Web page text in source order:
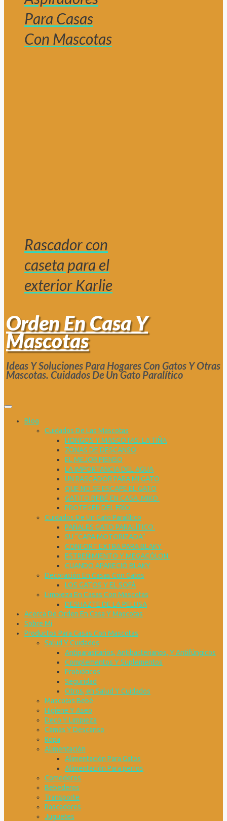
Para Casas
Con Mascotas
Rascador con
caseta para el
exterior Karlie
Orden En Casa Y
Mascotas
Ideas Y Soluciones Para Hogares Con Gatos Y Otras
Mascotas. Cuidados De Un Gato Paralítico
Blog
Cuidados De Las Mascotas
HONGOS Y MASCOTAS. LA TIÑA
ZONAS DE DESCANSO
EL MEJOR PIENSO
LA IMPORTANCIA DEL AGUA
UN RASCADOR PARA MI GATO
QUE NO SE ESCAPE EL GATO
GATITO BEBÉ EN CASA. MIKO.
PROTEGER DEL FRÍO
Cuidados De Un Gato Paralítico
PAÑALES GATO PARALÍTICO.
SU “CAPA MOTORIZADA”
CONFORT EXTRA PARA BLAKY
ESTREÑIMIENTO Y MEGACÓLON.
CUANDO APARECIÓ BLAKY
Decoración En Casas Con Gatos
LOS GATOS Y EL SOFÁ
Limpieza En Casas Con Mascotas
DESHAZTE DE LA PELUSA
Acerca De Orden En Casa Y Mascotas
Sobre Mi
Productos Para Casas Con Mascotas
Salud Y Cuidados
Antiparasitarios, Antibacterianos, Y Antifúngicos
Complementos Y Suplementos
Probióticos
Seguridad
Otros, en Salud Y Cuidados
Mascotas Bebé
Higiene Y Aseo
Deco Y Limpieza
Camas Y Descanso
Ropa
Alimentación
Alimentación Para Gatos
Alimentación Para perros
Comederos
Bebederos
Transporte
Rascadores
Juguetes